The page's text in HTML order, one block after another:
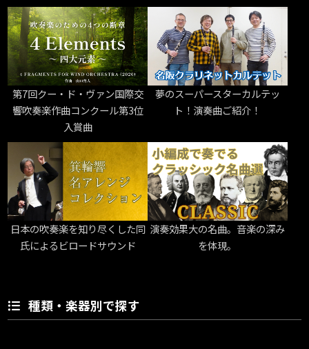
第7回クー・ド・ヴァン国際交
響吹奏楽作曲コンクール第3位
入賞曲
夢のスーパースターカルテッ
ト！演奏曲ご紹介！
日本の吹奏楽を知り尽くした同
氏によるビロードサウンド
演奏効果大の名曲。音楽の深み
を体現。
種類・楽器別で探す